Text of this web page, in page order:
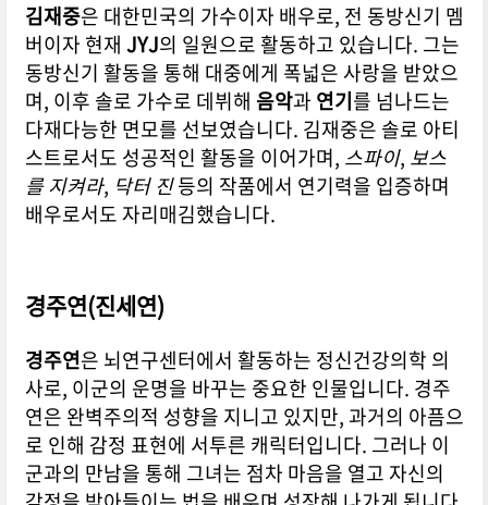
김재중은 대한민국의 가수이자 배우로, 전 동방신기 멤
버이자 현재 JYJ의 일원으로 활동하고 있습니다. 그는
동방신기 활동을 통해 대중에게 폭넓은 사랑을 받았으
며, 이후 솔로 가수로 데뷔해 음악과 연기를 넘나드는
다재다능한 면모를 선보였습니다. 김재중은 솔로 아티
스트로서도 성공적인 활동을 이어가며, 스파이, 보스
를 지켜라, 닥터 진등의 작품에서 연기력을 입증하며
배우로서도 자리매김했습니다.
경주연(진세연)
경주연은 뇌연구센터에서 활동하는 정신건강의학 의
사로, 이군의 운명을 바꾸는 중요한 인물입니다. 경주
연은 완벽주의적 성향을 지니고 있지만, 과거의 아픔으
로 인해 감정 표현에 서투른 캐릭터입니다. 그러나 이
군과의 만남을 통해 그녀는 점차 마음을 열고 자신의